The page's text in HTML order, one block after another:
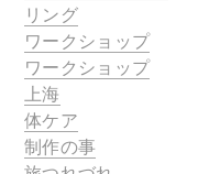
リング
ワークショップ
ワークショップ
上海
体ケア
制作の事